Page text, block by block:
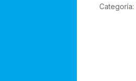
Categoría: